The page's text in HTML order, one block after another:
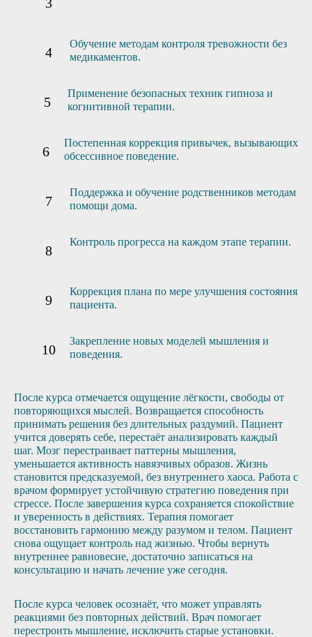
Обучение методам контроля тревожности без
медикаментов.
Применение безопасных техник гипноза и
когнитивной терапии.
Постепенная коррекция привычек, вызывающих
обсессивное поведение.
Поддержка и обучение родственников методам
помощи дома.
Контроль прогресса на каждом этапе терапии.
Коррекция плана по мере улучшения состояния
пациента.
Закрепление новых моделей мышления и
поведения.
После курса отмечается ощущение лёгкости, свободы от
повторяющихся мыслей. Возвращается способность
принимать решения без длительных раздумий. Пациент
учится доверять себе, перестаёт анализировать каждый
шаг. Мозг перестраивает паттерны мышления,
уменьшается активность навязчивых образов. Жизнь
становится предсказуемой, без внутреннего хаоса. Работа с
врачом формирует устойчивую стратегию поведения при
стрессе. После завершения курса сохраняется спокойствие
и уверенность в действиях. Терапия помогает
восстановить гармонию между разумом и телом. Пациент
снова ощущает контроль над жизнью. Чтобы вернуть
внутреннее равновесие, достаточно записаться на
консультацию и начать лечение уже сегодня.
После курса человек осознаёт, что может управлять
реакциями без повторных действий. Врач помогает
перестроить мышление, исключить старые установки.